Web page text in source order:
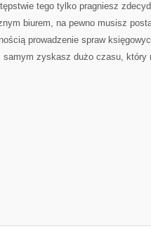
tego tylko pragniesz
biurem, na pewno musisz
prowadzenie spraw
samym zyskasz dużo czasu,